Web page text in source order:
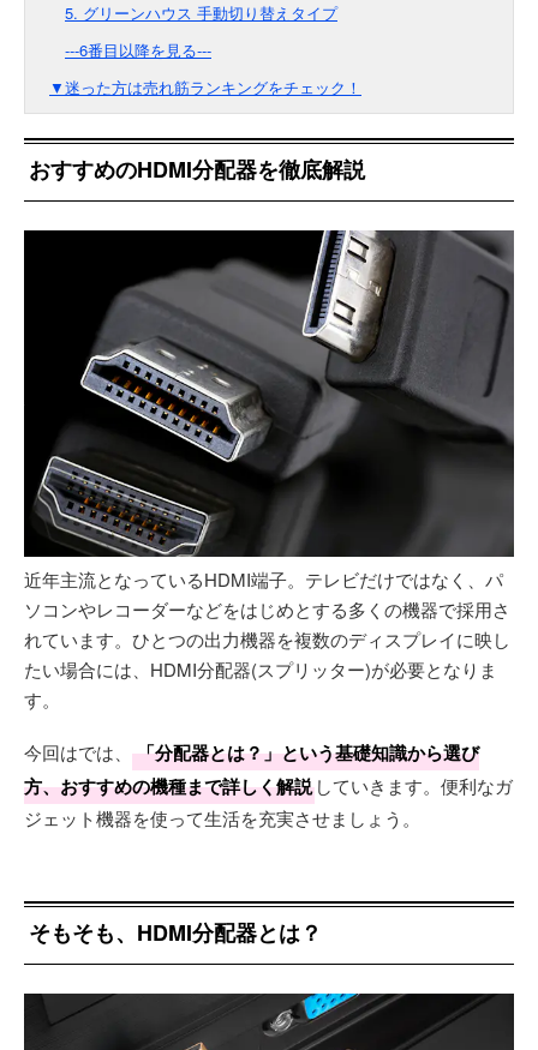
5. グリーンハウス 手動切り替えタイプ
---6番目以降を見る---
▼迷った方は売れ筋ランキングをチェック！
おすすめのHDMI分配器を徹底解説
近年主流となっているHDMI端子。テレビだけではなく、パ
ソコンやレコーダーなどをはじめとする多くの機器で採用さ
れています。ひとつの出力機器を複数のディスプレイに映し
たい場合には、HDMI分配器(スプリッター)が必要となりま
す。
今回はでは、
「分配器とは？」という基礎知識から選び
方、おすすめの機種まで詳しく解説 していきます。便利なガ
ジェット機器を使って生活を充実させましょう。
そもそも、HDMI分配器とは？